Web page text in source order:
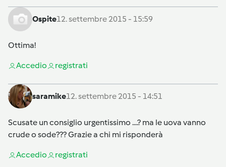
Ospite12. settembre 2015 - 15:59
Ottima!
Accedio registrati
saramike12. settembre 2015 - 14:51
Scusate un consiglio urgentissimo ....? ma le uova vanno
crude o sode??? Grazie a chi mi risponderà
Accedio registrati